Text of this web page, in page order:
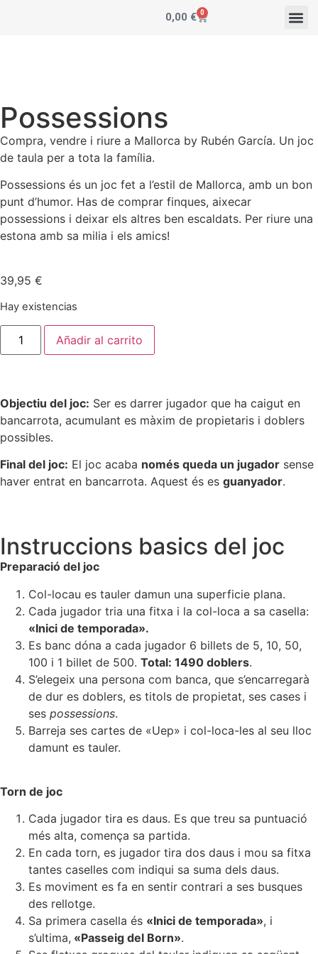
0,00 € 0
Possessions
Compra, vendre i riure a Mallorca by Rubén García. Un joc
de taula per a tota la família.
Possessions és un joc fet a l’estil de Mallorca, amb un bon
punt d’humor. Has de comprar finques, aixecar
possessions i deixar els altres ben escaldats. Per riure una
estona amb sa milia i els amics!
39,95 €
Hay existencias
Añadir al carrito
Objectiu del joc: Ser es darrer jugador que ha caigut en
bancarrota, acumulant es màxim de propietaris i doblers
possibles.
Final del joc: El joc acaba només queda un jugador sense
haver entrat en bancarrota. Aquest és es guanyador.
Instruccions basics del joc
Preparació del joc
Col-locau es tauler damun una superficie plana.
Cada jugador tria una fitxa i la col-loca a sa casella:
«Inici de temporada».
Es banc dóna a cada jugador 6 billets de 5, 10, 50,
100 i 1 billet de 500. Total: 1490 doblers.
S’elegeix una persona com banca, que s’encarregarà
de dur es doblers, es titols de propietat, ses cases i
ses possessions.
Barreja ses cartes de «Uep» i col-loca-les al seu lloc
damunt es tauler.
Torn de joc
Cada jugador tira es daus. Es que treu sa puntuació
més alta, comença sa partida.
En cada torn, es jugador tira dos daus i mou sa fitxa
tantes caselles com indiqui sa suma dels daus.
Es moviment es fa en sentir contrari a ses busques
des rellotge.
Sa primera casella és «Inici de temporada», i
s’ultima, «Passeig del Born».